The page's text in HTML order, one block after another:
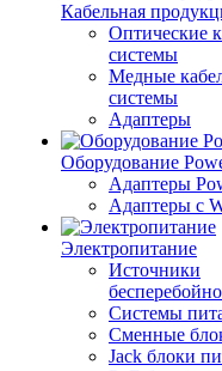
Кабельная
Оптические
системы
Медные
системы
Адаптеры
Оборудование
Адаптеры
Адаптеры с
Электропитание
Источники
Системы
Сменные
Jack блоки